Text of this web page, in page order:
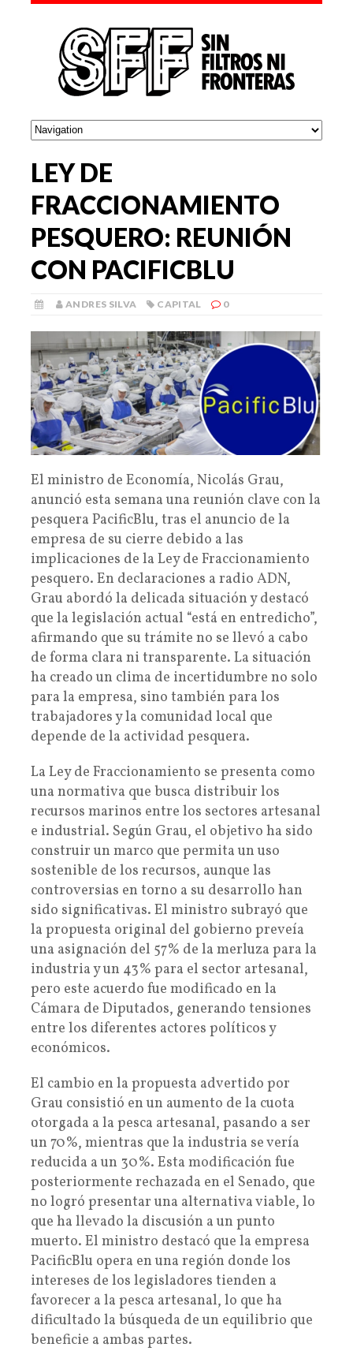
LEY DE
FRACCIONAMIENTO
PESQUERO: REUNIÓN
CON PACIFICBLU
ANDRES SILVA CAPITAL 0
El ministro de Economía, Nicolás Grau,
anunció esta semana una reunión clave con la
pesquera PacificBlu, tras el anuncio de la
empresa de su cierre debido a las
implicaciones de la Ley de Fraccionamiento
pesquero. En declaraciones a radio ADN,
Grau abordó la delicada situación y destacó
que la legislación actual “está en entredicho”,
afirmando que su trámite no se llevó a cabo
de forma clara ni transparente. La situación
ha creado un clima de incertidumbre no solo
para la empresa, sino también para los
trabajadores y la comunidad local que
depende de la actividad pesquera.
La Ley de Fraccionamiento se presenta como
una normativa que busca distribuir los
recursos marinos entre los sectores artesanal
e industrial. Según Grau, el objetivo ha sido
construir un marco que permita un uso
sostenible de los recursos, aunque las
controversias en torno a su desarrollo han
sido significativas. El ministro subrayó que
la propuesta original del gobierno preveía
una asignación del 57% de la merluza para la
industria y un 43% para el sector artesanal,
pero este acuerdo fue modificado en la
Cámara de Diputados, generando tensiones
entre los diferentes actores políticos y
económicos.
El cambio en la propuesta advertido por
Grau consistió en un aumento de la cuota
otorgada a la pesca artesanal, pasando a ser
un 70%, mientras que la industria se vería
reducida a un 30%. Esta modificación fue
posteriormente rechazada en el Senado, que
no logró presentar una alternativa viable, lo
que ha llevado la discusión a un punto
muerto. El ministro destacó que la empresa
PacificBlu opera en una región donde los
intereses de los legisladores tienden a
favorecer a la pesca artesanal, lo que ha
dificultado la búsqueda de un equilibrio que
beneficie a ambas partes.